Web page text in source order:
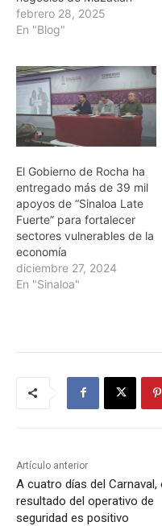
febrero 28, 2025
En "Blog"
El Gobierno de Rocha ha
entregado más de 39 mil
apoyos de “Sinaloa Late
Fuerte” para fortalecer
sectores vulnerables de la
economía
diciembre 27, 2024
En "Sinaloa"
Artículo anterior
A cuatro días del Carnaval,
resultado del operativo de
seguridad es positivo